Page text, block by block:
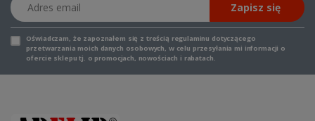
Zapisz się
Oświadczam, że zapoznałem się z treścią regulaminu dotyczącego
przetwarzania moich danych osobowych, w celu przesyłania mi informacji o
ofercie sklepu tj. o promocjach, nowościach i rabatach.